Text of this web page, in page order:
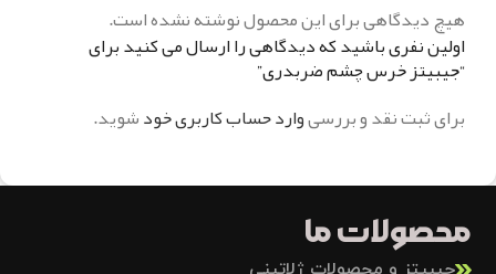
هیچ دیدگاهی برای این محصول نوشته نشده است.
اولین نفری باشید که دیدگاهی را ارسال می کنید برای
“جيبيتز خرس چشم ضربدری”
برای ثبت نقد و بررسیوارد حساب کاربری خودشوید.
محصولات ما